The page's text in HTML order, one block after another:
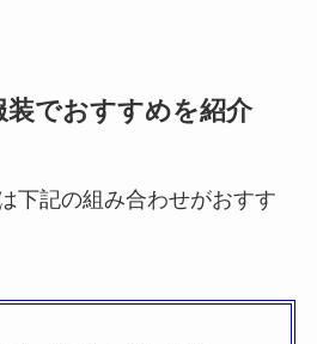
でおすすめを紹介
下記の組み合わせがおすす